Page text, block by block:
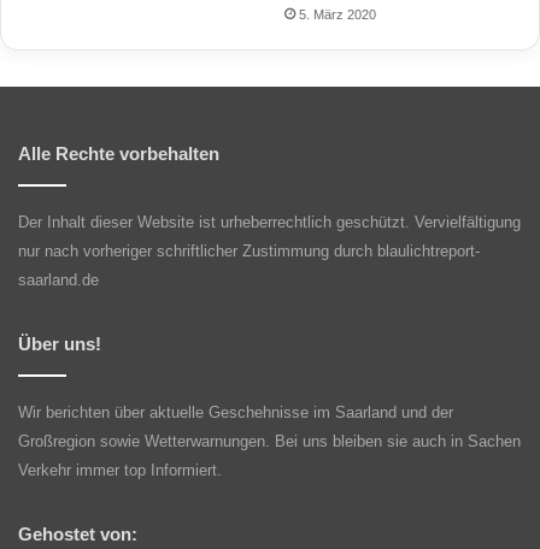
5. März 2020
Alle Rechte vorbehalten
Der Inhalt dieser Website ist urheberrechtlich geschützt. Vervielfältigung
nur nach vorheriger schriftlicher Zustimmung durch blaulichtreport-
saarland.de
Über uns!
Wir berichten über aktuelle Geschehnisse im Saarland und der
Großregion sowie Wetterwarnungen. Bei uns bleiben sie auch in Sachen
Verkehr immer top Informiert.
Gehostet von: